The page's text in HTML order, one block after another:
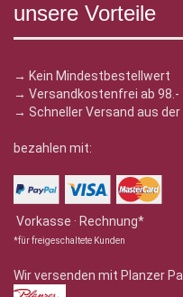
unsere Vorteile
→ Kein Mindestbestellwert
→ Versandkostenfrei ab 98.-
→ Schneller Versand aus der
bezahlen mit:
Vorkasse · Rechnung*
*für freigeschaltete Kunden
Wir versenden mit Planzer